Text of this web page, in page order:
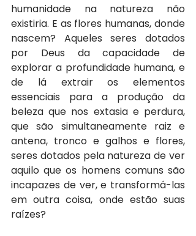
humanidade na natureza não
existiria. E as flores humanas, donde
nascem? Aqueles seres dotados
por Deus da capacidade de
explorar a profundidade humana, e
de lá extrair os elementos
essenciais para a produção da
beleza que nos extasia e perdura,
que são simultaneamente raiz e
antena, tronco e galhos e flores,
seres dotados pela natureza de ver
aquilo que os homens comuns são
incapazes de ver, e transformá-las
em outra coisa, onde estão suas
raízes?